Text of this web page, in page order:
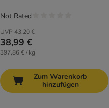
UVP 43,20 €
38,99 €
397,86 € / kg
Not Rated
Zum Warenkorb
hinzufügen